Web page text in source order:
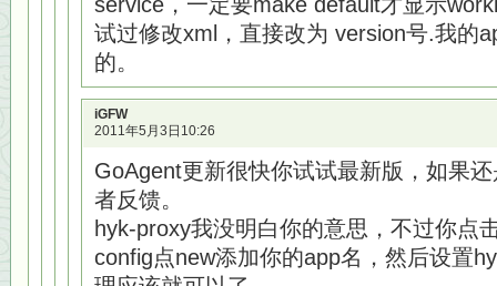
试过修改xml，直接改为 version号.我的
的。
iGFW
2011年5月3日10:26
GoAgent更新很快你试试最新版，如果
者反馈。
hyk-proxy我没明白你的意思，不过你点
config点new添加你的app名，然后设置